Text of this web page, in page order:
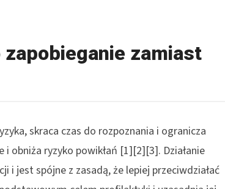
zamiast
skraca czas do rozpoznania i ogranicza
obniża ryzyko powikłań [1][2][3]. Działanie
i jest spójne z zasadą, że lepiej przeciwdziałać